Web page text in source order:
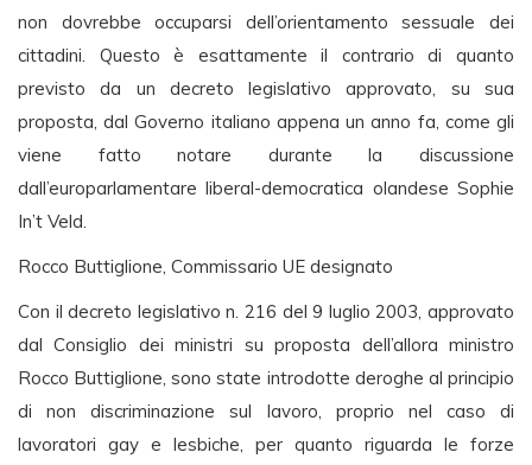
non dovrebbe occuparsi dell’orientamento sessuale dei
cittadini. Questo è esattamente il contrario di quanto
previsto da un decreto legislativo approvato, su sua
proposta, dal Governo italiano appena un anno fa, come gli
viene fatto notare durante la discussione
dall’europarlamentare liberal-democratica olandese Sophie
In’t Veld.
Rocco Buttiglione, Commissario UE designato
Con il decreto legislativo n. 216 del 9 luglio 2003, approvato
dal Consiglio dei ministri su proposta dell’allora ministro
Rocco Buttiglione, sono state introdotte deroghe al principio
di non discriminazione sul lavoro, proprio nel caso di
lavoratori gay e lesbiche, per quanto riguarda le forze